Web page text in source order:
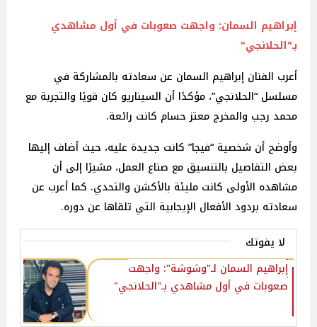
إبراهيم السمان: واجهت صعوبات في أول مشاهدي
بـ"الحلانجي"
أعرب الفنان إبراهيم السمان عن سعادته بالمشاركة في
مسلسل “الحلانجي”، مؤكدًا أن السيناريو كان قويًا والتجربة مع
محمد رجب والمخرج معتز حسام كانت رائعة.
وأوضح أن شخصية “فيجا” كانت جديدة عليه، حيث أضاف إليها
بعض التفاصيل بالتنسيق مع صناع العمل، مشيرًا إلى أن
مشاهده الأولى كانت مليئة بالأكشن والتحدي. كما أعرب عن
سعادته بردود الأفعال الإيجابية التي تلقاها عن دوره.
لا يفوتك
إبراهيم السمان لـ"وشوشة": واجهت
صعوبات في أول مشاهدي بـ"الحلانجي"